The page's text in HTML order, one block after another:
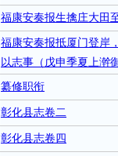
福康安奏报生擒庄大田
福康安奏报抵厦门登岸
以志事（戊申季夏上澣
纂修职衔
彰化县志卷二
彰化县志卷四